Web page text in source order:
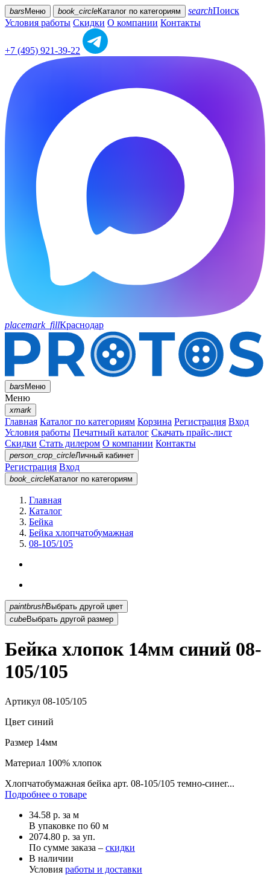
bars Меню book_circleКаталог по категориям searchПоиск
Условия работы Скидки О компании Контакты
+7 (495) 921-39-22
placemark_fillКраснодар
barsМеню
Меню
xmark
Главная Каталог по категориям Корзина Регистрация Вход
Условия работы Печатный каталог Скачать прайс-лист
Скидки Стать дилером О компании Контакты
person_crop_circleЛичный кабинет
Регистрация Вход
book_circleКаталог по категориям
Главная
Каталог
Бейка
Бейка хлопчатобумажная
08-105/105
paintbrush
Выбрать другой цвет
cubeВыбрать другой размер
Бейка хлопок 14мм синий 08-
105/105
Артикул 08-105/105
Цвет синий
Размер 14мм
Материал 100% хлопок
Хлопчатобумажная бейка арт. 08-105/105 темно-синег...
Подробнее о товаре
34.58 р. за м
В упаковке по 60 м
2074.80 р. за уп.
По сумме заказа – скидки
В наличии
Условия работы и доставки